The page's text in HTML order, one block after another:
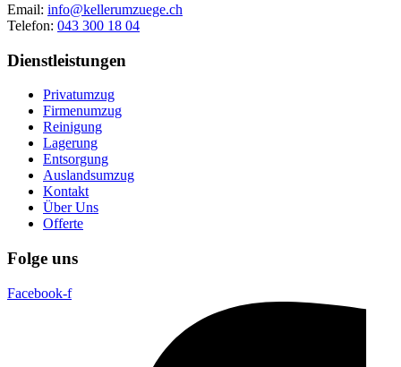
Email: info@kellerumzuege.ch
Telefon: 043 300 18 04
Dienstleistungen
Privatumzug
Firmenumzug
Reinigung
Lagerung
Entsorgung
Auslandsumzug
Kontakt
Über Uns
Offerte
Folge uns
Facebook-f